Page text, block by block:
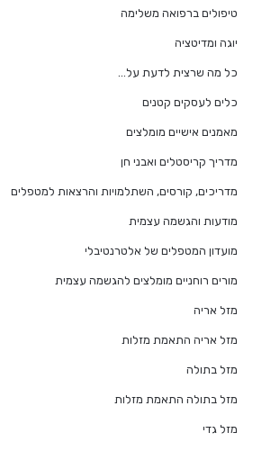
טיפולים ברפואה משלימה
יוגה ומדיטציה
כל מה שרצית לדעת על…
כלים לעסקים קטנים
מאמנים אישיים מומלצים
מדריך קריסטלים ואבני חן
מדריכים, קורסים, השתלמויות והרצאות למטפלים
מודעות והגשמה עצמית
מועדון המטפלים של אלטרנטיבלי
מורים רוחניים מומלצים להגשמה עצמית
מזל אריה
מזל אריה התאמת מזלות
מזל בתולה
מזל בתולה התאמת מזלות
מזל גדי